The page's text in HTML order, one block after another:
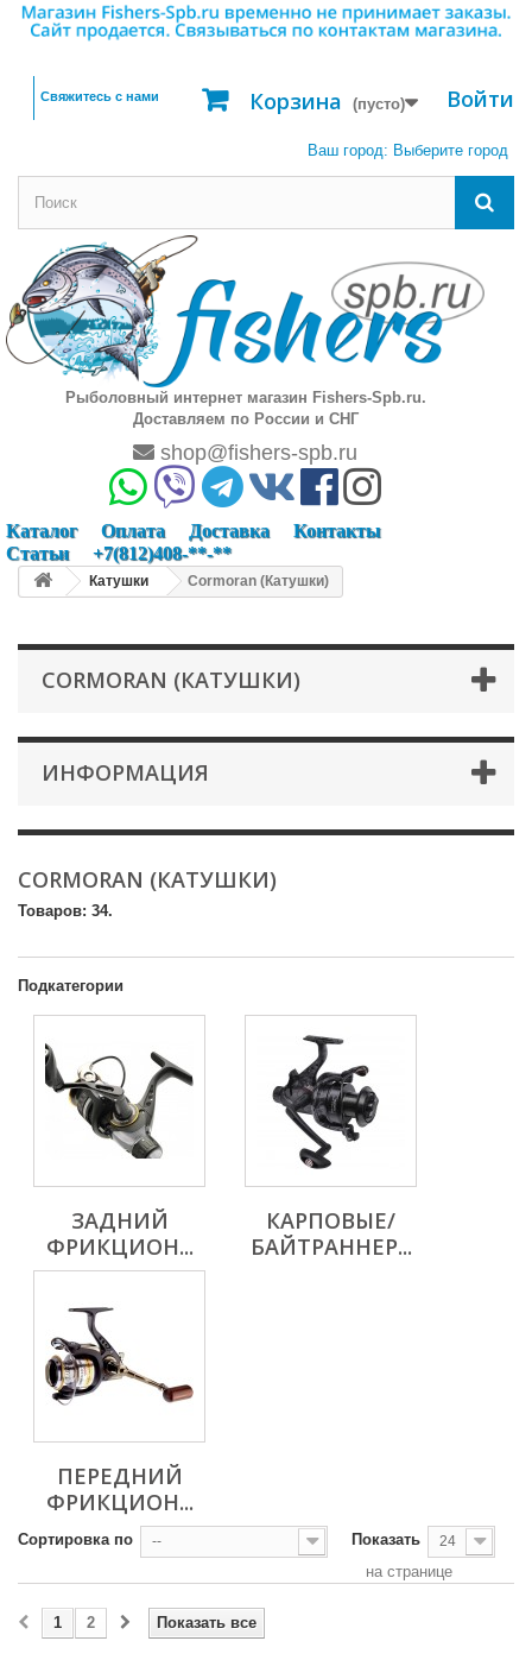
Войти
Корзина (пусто)
Свяжитесь с нами
Ваш город: Выберите город
Рыболовный интернет магазин Fishers-Spb.ru.
Доставляем по России и СНГ
shop@fishers-spb.ru
Каталог Оплата Доставка
Контакты
Статьи
+7(812)408-**-**
Катушки Cormoran (Катушки)
CORMORAN (КАТУШКИ)
ИНФОРМАЦИЯ
CORMORAN (КАТУШКИ)
Товаров: 34.
Подкатегории
ЗАДНИЙ
ФРИКЦИОН...
КАРПОВЫЕ/
БАЙТРАННЕР...
ПЕРЕДНИЙ
ФРИКЦИОН...
Сортировка по -- Показать 24
на странице
Показать все
1 2